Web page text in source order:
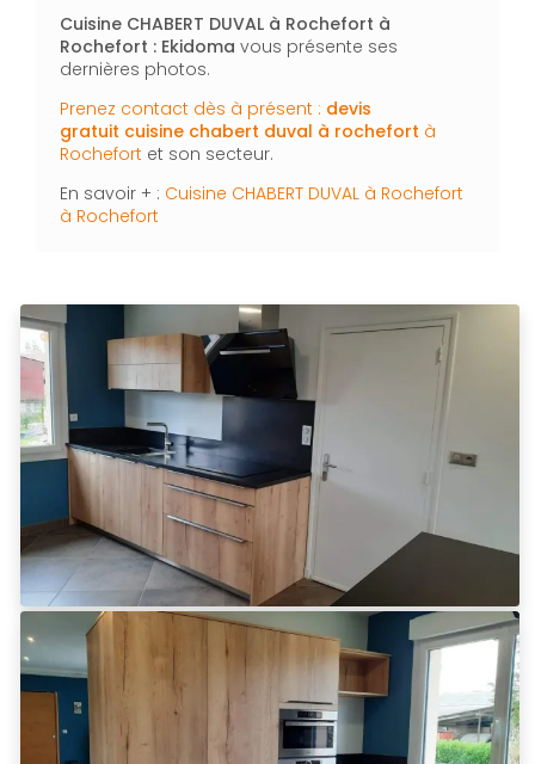
Cuisine CHABERT DUVAL à Rochefort à
Rochefort : Ekidoma vous présente ses
dernières photos.
Prenez contact dès à présent : devis
gratuit cuisine chabert duval à rochefort à
Rochefort et son secteur.
En savoir + : Cuisine CHABERT DUVAL à Rochefort
à Rochefort